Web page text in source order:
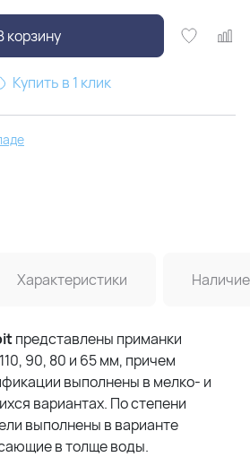
корзину
Купить в 1 клик
Характеристики Наличие
представлены приманки
90, 80 и 65 мм, причем
выполнены в мелко- и
вариантах. По степени
выполнены в варианте
в толще воды.